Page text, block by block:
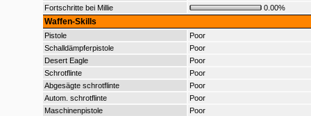
Fortschritte bei Millie
0.00%
Waffen-Skills
Pistole
Poor
Schalldämpferpistole
Poor
Desert Eagle
Poor
Schrotflinte
Poor
Abgesägte schrotflinte
Poor
Autom. schrotflinte
Poor
Maschinenpistole
Poor